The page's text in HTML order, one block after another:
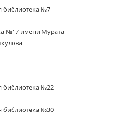
библиотека №7
№17 имени Мурата
библиотека №22
библиотека №30